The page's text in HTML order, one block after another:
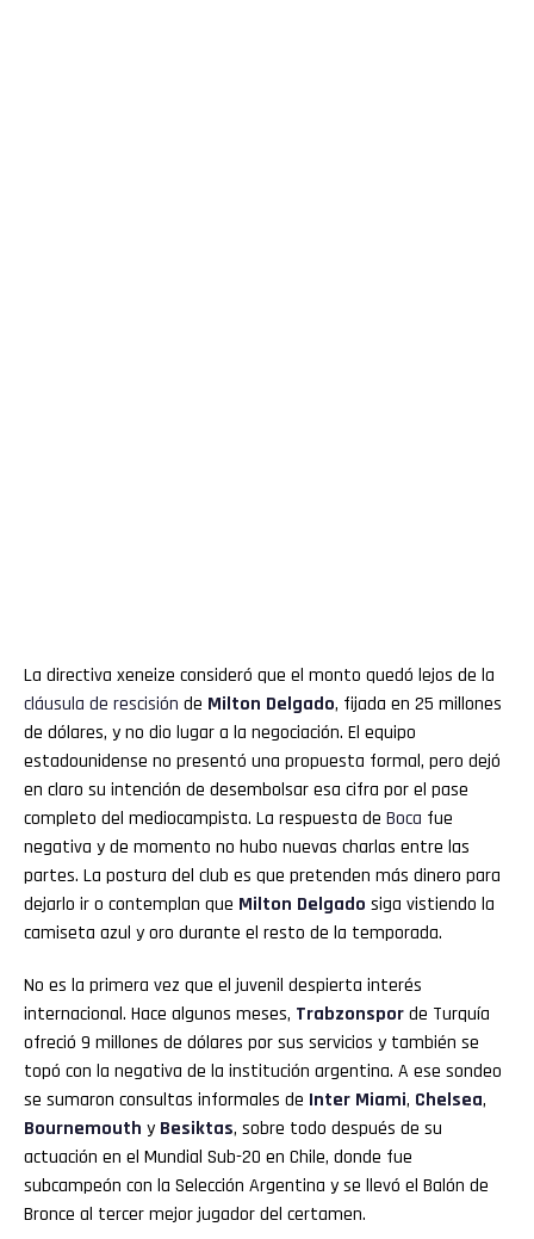
La directiva xeneize consideró que el monto quedó lejos de la
cláusula de rescisión de Milton Delgado, fijada en 25 millones
de dólares, y no dio lugar a la negociación. El equipo
estadounidense no presentó una propuesta formal, pero dejó
en claro su intención de desembolsar esa cifra por el pase
completo del mediocampista. La respuesta de Boca fue
negativa y de momento no hubo nuevas charlas entre las
partes. La postura del club es que pretenden más dinero para
dejarlo ir o contemplan que Milton Delgado siga vistiendo la
camiseta azul y oro durante el resto de la temporada.
No es la primera vez que el juvenil despierta interés
internacional. Hace algunos meses, Trabzonsporde Turquía
ofreció 9 millones de dólares por sus servicios y también se
topó con la negativa de la institución argentina. A ese sondeo
se sumaron consultas informales de Inter Miami, Chelsea,
Bournemouth y Besiktas, sobre todo después de su
actuación en el Mundial Sub-20 en Chile, donde fue
subcampeón con la Selección Argentina y se llevó el Balón de
Bronce al tercer mejor jugador del certamen.